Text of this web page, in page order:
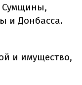
Сумщины,
и Донбасса.
и имущество,